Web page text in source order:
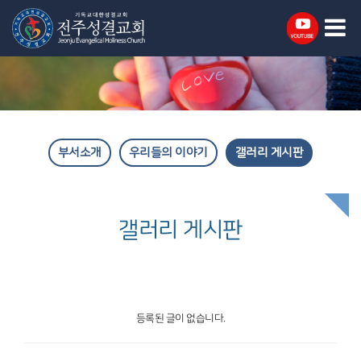
부서소개 우리들의 이야기 갤러리 게시판
갤러리 게시판
등록된 글이 없습니다.